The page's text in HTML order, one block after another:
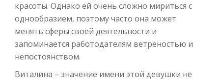
красоты. Однако ей очень сложно мириться с
однообразием, поэтому часто она может
менять сферы своей деятельности и
запоминается работодателям ветреностью и
непостоянством.
Виталина – значение имени этой девушки не